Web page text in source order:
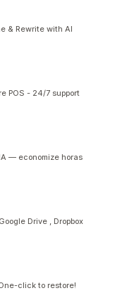
& Rewrite with AI
POS - 24/7 support
— economize horas
Drive , Dropbox
click to restore!